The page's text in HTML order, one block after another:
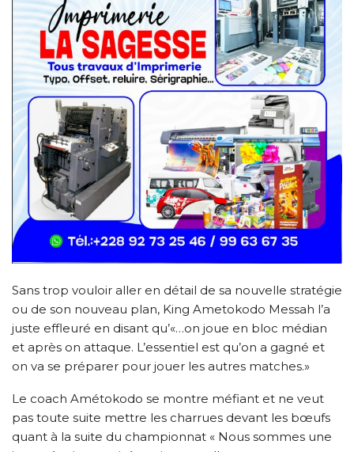
Sans trop vouloir aller en détail de sa nouvelle stratégie
ou de son nouveau plan, King Ametokodo Messah l’a
juste effleuré en disant qu’«…on joue en bloc médian
et après on attaque. L’essentiel est qu’on a gagné et
on va se préparer pour jouer les autres matches.»
Le coach Amétokodo se montre méfiant et ne veut
pas toute suite mettre les charrues devant les bœufs
quant à la suite du championnat « Nous sommes une